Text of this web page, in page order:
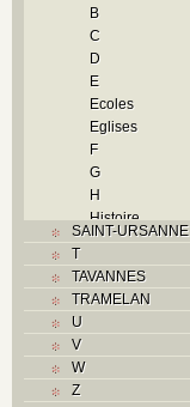
B
C
D
E
Ecoles
Eglises
F
G
H
Histoire
I
J
K
SAINT-URSANNE
T
TAVANNES
TRAMELAN
U
V
W
Z